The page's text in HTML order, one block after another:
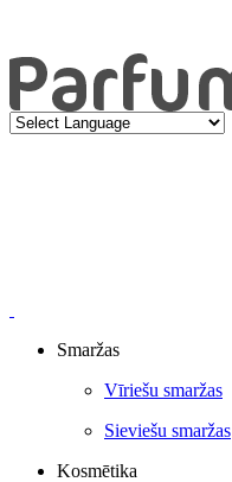
Smaržas
Vīriešu smaržas
Sieviešu smaržas
Kosmētika